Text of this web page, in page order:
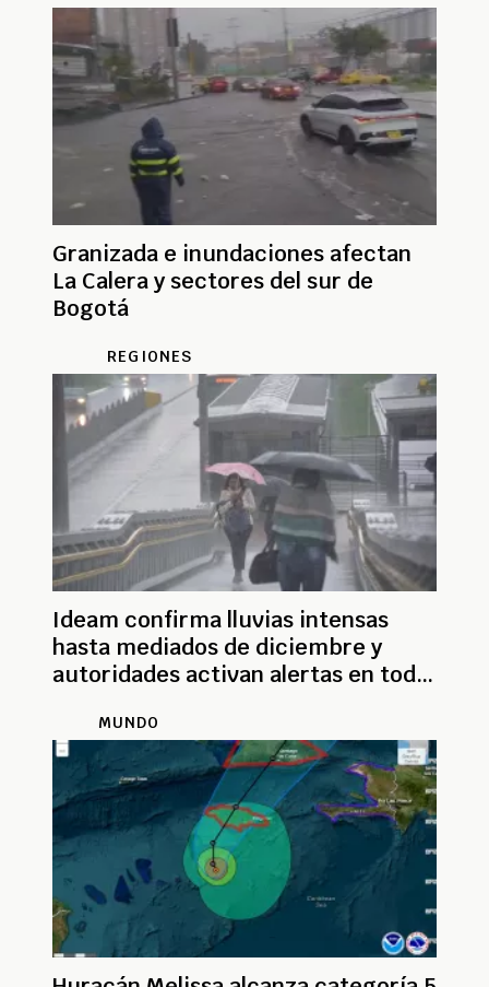
Granizada e inundaciones afectan
La Calera y sectores del sur de
Bogotá
REGIONES
Ideam confirma lluvias intensas
hasta mediados de diciembre y
autoridades activan alertas en todo
MUNDO